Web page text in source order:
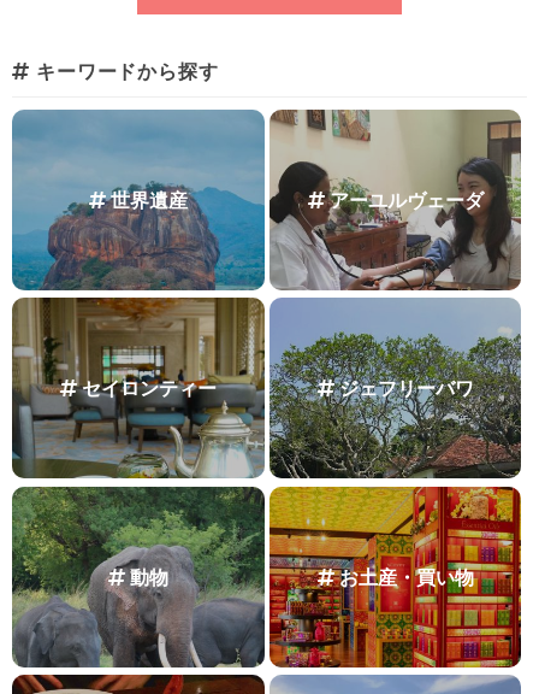
キーワードから探す
世界遺産 アーユルヴェーダ
セイロンティー ジェフリーバワ
動物 お土産・買い物